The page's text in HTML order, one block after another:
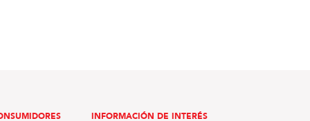
INFORMACIÓN DE INTERÉS